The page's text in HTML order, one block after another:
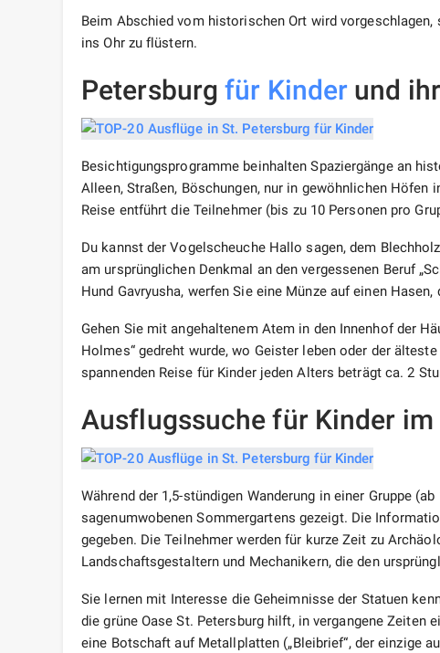
Beim Abschied vom historischen Ort wird
ins Ohr zu flüstern.
Petersburgfür Kinder und
Besichtigungsprogramme beinhalten Spaziergänge an
Alleen, Straßen, Böschungen, nur in gewöhnlichen
Reise entführt die Teilnehmer (bis zu 10 Personen pro
Du kannst der Vogelscheuche Hallo sagen, dem
am ursprünglichen Denkmal an den vergessenen Beruf
Hund Gavryusha, werfen Sie eine Münze auf einen
Gehen Sie mit angehaltenem Atem in den Innenhof der
Holmes“ gedreht wurde, wo Geister leben oder der
spannenden Reise für Kinder jeden Alters beträgt ca. 2
Ausflugssuche für Kinder
Während der 1,5-stündigen Wanderung in einer Gruppe
sagenumwobenen Sommergartens gezeigt. Die
gegeben. Die Teilnehmer werden für kurze Zeit zu
Landschaftsgestaltern und Mechanikern, die den
Sie lernen mit Interesse die Geheimnisse der Statuen
die grüne Oase St. Petersburg hilft, in vergangene Zeiten
eine Botschaft auf Metallplatten („Bleibrief“, der einzige